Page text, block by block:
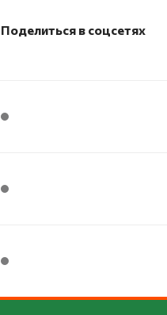
Поделиться в соцсетях